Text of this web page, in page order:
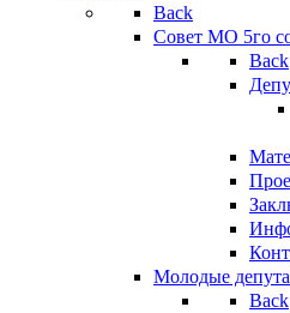
Back
Совет МО 5го
Back
Молодые
Back